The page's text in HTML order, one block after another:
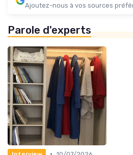
Ajoutez-nous à vos sources
Parole d'experts